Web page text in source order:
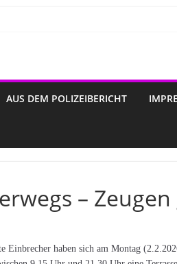
AUS DEM POLIZEIBERICHT
–
Einbrecher haben sich am Montag